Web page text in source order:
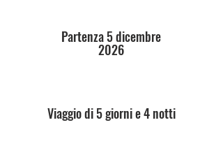
Partenza 5 dicembre
2026
Viaggio di 5 giorni e 4 notti